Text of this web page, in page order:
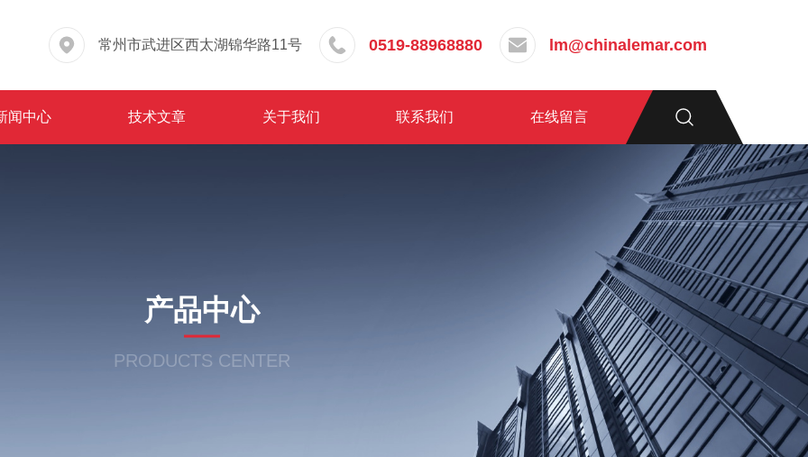
常州市武进区西太湖锦华路11号 0519-88968880 lm@chinalemar.com
闻中心 技术文章 关于我们 联系我们 在线留言
产品中心
PRODUCTS CENTER